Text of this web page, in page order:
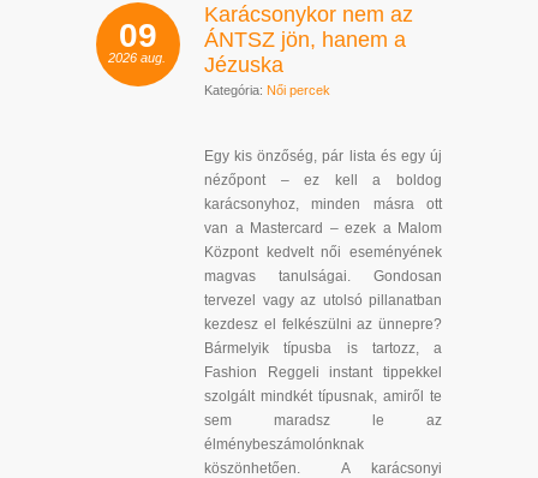
09
2026 aug.
Karácsonykor nem az
ÁNTSZ jön, hanem a
Jézuska
Kategória: Női percek
Egy kis önzőség, pár lista és egy új
nézőpont – ez kell a boldog
karácsonyhoz, minden másra ott
van a Mastercard – ezek a Malom
Központ kedvelt női eseményének
magvas tanulságai. Gondosan
tervezel vagy az utolsó pillanatban
kezdesz el felkészülni az ünnepre?
Bármelyik típusba is tartozz, a
Fashion Reggeli instant tippekkel
szolgált mindkét típusnak, amiről te
sem maradsz le az
élménybeszámolónknak
köszönhetően. A karácsonyi